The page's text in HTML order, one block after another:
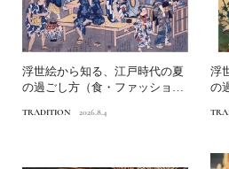
浮世絵から知る、江戸時代の夏
の過ごし方（食・ファッショ
TRADITION 2026.8.4
浮
の